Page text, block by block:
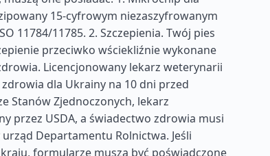
15-cyfrowym niezaszyfrowanym
11784/11785. 2. Szczepienia. Twój pies
przeciwko wściekliźnie wykonane
Licencjonowany lekarz weterynarii
dla Ukrainy na 10 dni przed
Stanów Zjednoczonych, lekarz
przez USDA, a świadectwo zdrowia musi
Departamentu Rolnictwa. Jeśli
formularze muszą być poświadczone